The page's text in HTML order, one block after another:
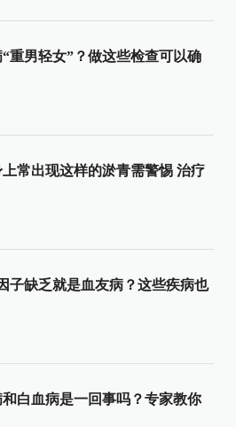
“重男轻女”？做这些检查可以确
上常出现这样的淤青需警惕 治疗
子缺乏就是血友病？这些疾病也
和白血病是一回事吗？专家教你